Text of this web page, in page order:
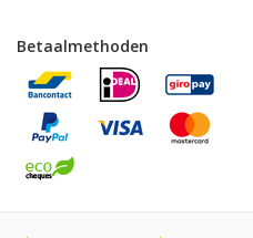
Betaalmethoden